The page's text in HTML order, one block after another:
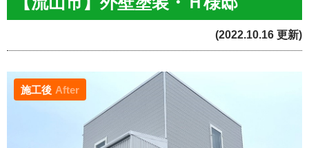
(2022.10.16 更新)
施工後 After